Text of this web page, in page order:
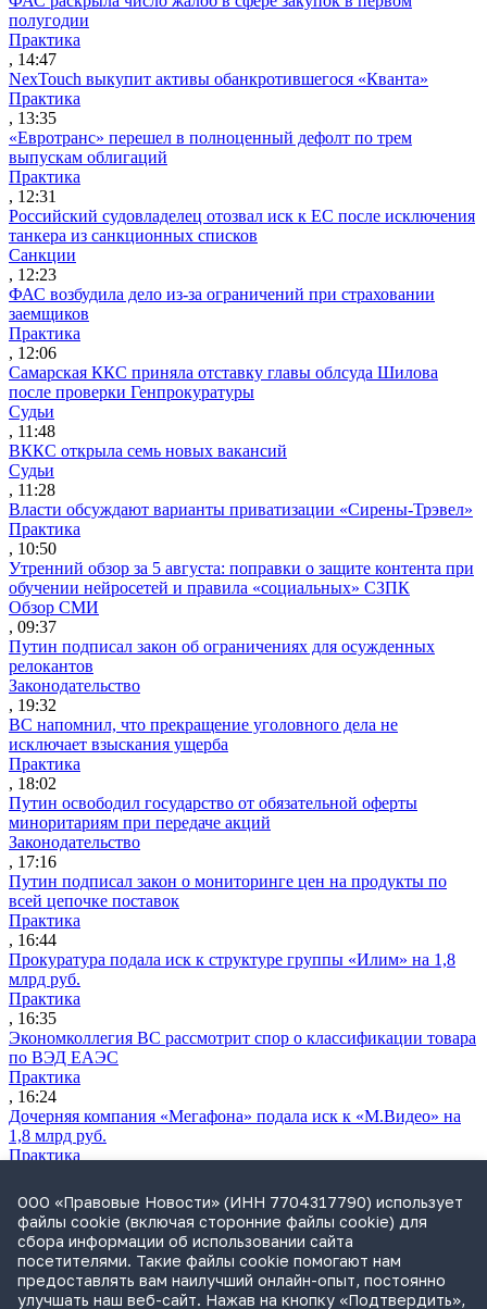
полугодии
Практика
, 14:47
NexTouch выкупит активы обанкротившегося «Кванта»
Практика
, 13:35
«Евротранс» перешел в полноценный дефолт по трем
выпускам облигаций
Практика
, 12:31
Российский судовладелец отозвал иск к ЕС после исключения
танкера из санкционных списков
Санкции
, 12:23
ФАС возбудила дело из-за ограничений при страховании
заемщиков
Практика
, 12:06
Самарская ККС приняла отставку главы облсуда Шилова
после проверки Генпрокуратуры
Судьи
, 11:48
ВККС открыла семь новых вакансий
Судьи
, 11:28
Власти обсуждают варианты приватизации «Сирены-Трэвел»
Практика
, 10:50
Утренний обзор за 5 августа: поправки о защите контента при
обучении нейросетей и правила «социальных» СЗПК
Обзор СМИ
, 09:37
Путин подписал закон об ограничениях для осужденных
релокантов
Законодательство
, 19:32
ВС напомнил, что прекращение уголовного дела не
исключает взыскания ущерба
Практика
, 18:02
Путин освободил государство от обязательной оферты
миноритариям при передаче акций
Законодательство
, 17:16
Путин подписал закон о мониторинге цен на продукты по
всей цепочке поставок
Практика
, 16:44
Прокуратура подала иск к структуре группы «Илим» на 1,8
млрд руб.
Практика
, 16:35
Экономколлегия ВС рассмотрит спор о классификации товара
по ВЭД ЕАЭС
Практика
, 16:24
Дочерняя компания «Мегафона» подала иск к «М.Видео» на
1,8 млрд руб.
Практика
СИП проверит отмену патента на систему управления
устройствами после возражений «Яндекса»
Практика
, 15:17
Суды 10 стран рассматривают иски российской «дочки»
Google о возврате дивидендов
ООО «Правовые Новости» (ИНН 7704317790) использует
файлы cookie (включая сторонние файлы cookie) для
сбора информации об использовании сайта
посетителями. Такие файлы cookie помогают нам
предоставлять вам наилучший онлайн-опыт, постоянно
улучшать наш веб-сайт. Нажав на кнопку «Подтвердить»,